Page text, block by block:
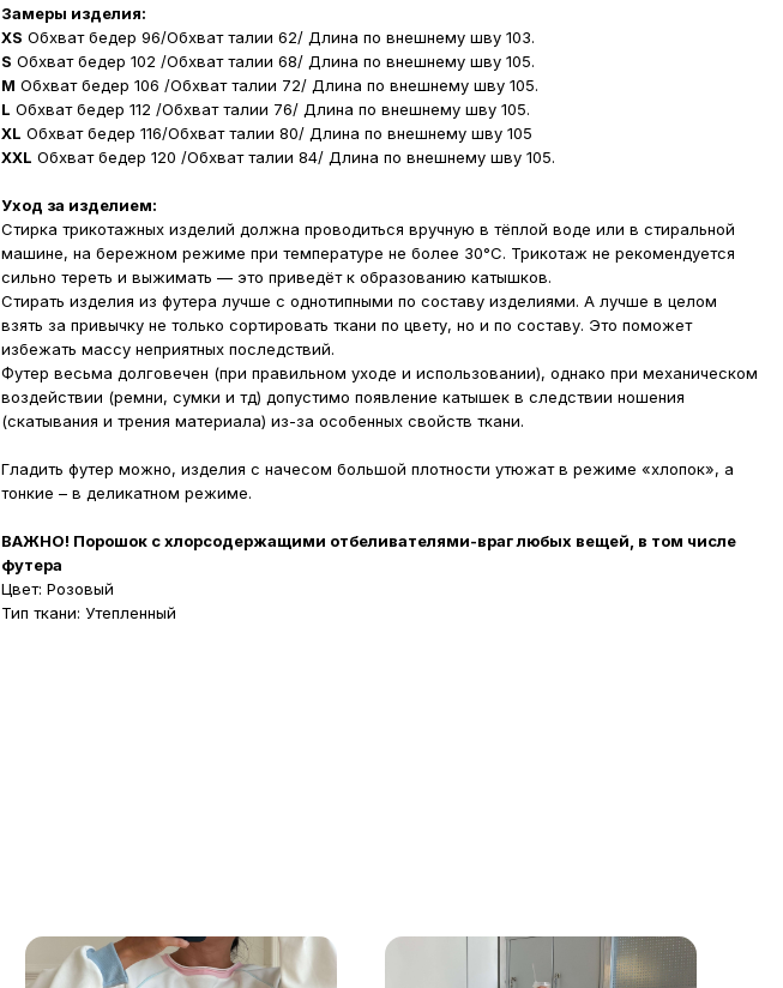
Замеры изделия:
XS Обхват бедер 96/Обхват талии 62/ Длина по внешнему шву 103.
S Обхват бедер 102 /Обхват талии 68/ Длина по внешнему шву 105.
M Обхват бедер 106 /Обхват талии 72/ Длина по внешнему шву 105.
L Обхват бедер 112 /Обхват талии 76/ Длина по внешнему шву 105.
XL Обхват бедер 116/Обхват талии 80/ Длина по внешнему шву 105
XXL Обхват бедер 120 /Обхват талии 84/ Длина по внешнему шву 105.
Уход за изделием:
Стирка трикотажных изделий должна проводиться вручную в тёплой воде или в стиральной
машине, на бережном режиме при температуре не более 30°С. Трикотаж не рекомендуется
сильно тереть и выжимать — это приведёт к образованию катышков.
Стирать изделия из футера лучше с однотипными по составу изделиями. А лучше в целом
взять за привычку не только сортировать ткани по цвету, но и по составу. Это поможет
избежать массу неприятных последствий.
Футер весьма долговечен (при правильном уходе и использовании), однако при механическом
воздействии (ремни, сумки и тд) допустимо появление катышек в следствии ношения
(скатывания и трения материала) из-за особенных свойств ткани.
Гладить футер можно, изделия с начесом большой плотности утюжат в режиме «хлопок», а
тонкие – в деликатном режиме.
ВАЖНО! Порошок с хлорсодержащими отбеливателями-враг любых вещей, в том числе
футера
Цвет: Розовый
Тип ткани: Утепленный